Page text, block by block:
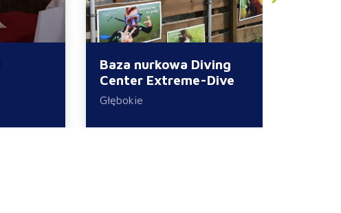
Baza nurkowa Diving
Center Extreme-Dive
Głębokie